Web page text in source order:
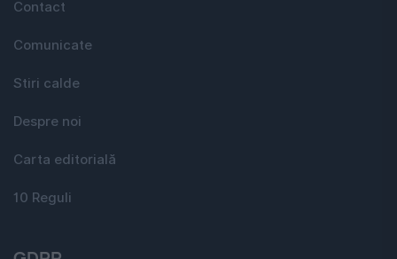
Contact
Comunicate
Stiri calde
Despre noi
Carta editorială
10 Reguli